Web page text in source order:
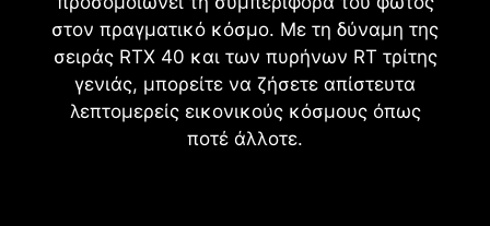
στον πραγματικό κόσμο. Με τη δύναμη της
σειράς RTX 40 και των πυρήνων RT τρίτης
γενιάς, μπορείτε να ζήσετε απίστευτα
λεπτομερείς εικονικούς κόσμους όπως
ποτέ άλλοτε.